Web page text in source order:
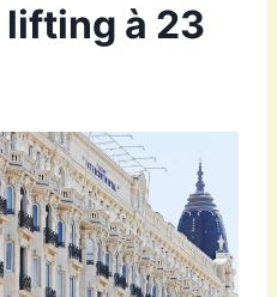
lifting à 23